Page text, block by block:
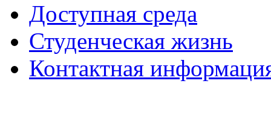
Доступная среда
Студенческая жизнь
Контактная